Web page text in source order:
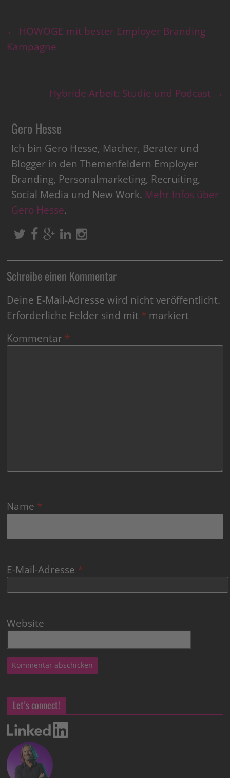
← HOWOGE mit bester Employer Branding
Kampagne
Hybride Arbeit: Studie und Podcast →
Gero Hesse
Ich bin Gero Hesse, Macher, Berater und
Blogger in den Themenfeldern Employer
Branding, Personalmarketing, Recruiting,
Social Media und New Work. Mehr Infos über
Gero Hesse.
Schreibe einen Kommentar
Deine E-Mail-Adresse wird nicht veröffentlicht.
Erforderliche Felder sind mit * markiert
Kommentar *
Name *
E-Mail-Adresse *
Website
Let’s connect!